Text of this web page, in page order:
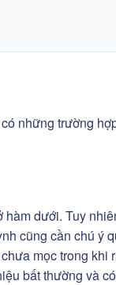
những trường
dưới. Tuy
cũng cần chú ý
mọc trong khi
bất thường và